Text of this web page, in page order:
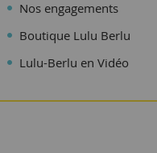
Nos engagements
Boutique Lulu Berlu
Lulu-Berlu en Vidéo